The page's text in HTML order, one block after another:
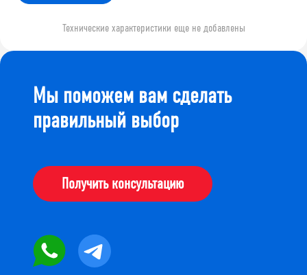
Технические характеристики еще не добавлены
Мы поможем вам сделать
правильный выбор
Получить консультацию